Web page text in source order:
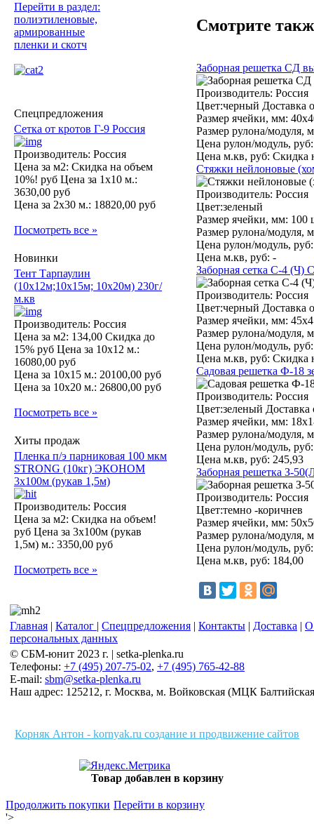
Перейти в раздел:
полиэтиленовые,
армированные
пленки и скотч
Спецпредложения
Сетка от кротов Г-9 Россия
Производитель: Россия
Цена за м2: Скидка на объем
10%! руб Цена за 1х10 м.:
3630,00 руб
Цена за 2х30 м.: 18820,00 руб
Посмотреть все »
Новинки
Тент Тарпаулин
(10х12м;10х15м; 10х20м) 230г/
м.кв
Производитель: Россия
Цена за м2: 134,00 Скидка до
15% руб Цена за 10х12 м.:
16080,00 руб
Цена за 10х15 м.: 20100,00 руб
Цена за 10х20 м.: 26800,00 руб
Посмотреть все »
Хиты продаж
Пленка п/э парниковая 100 мкм
STRONG (10кг) ЭКОНОМ
3х100м (рукав 1,5м)
Производитель: Россия
Цена за м2: Скидка на объем!
руб Цена за 3х100м (рукав
1,5м) м.: 3350,00 руб
Посмотреть все »
Смотрите
Заборная решетка CД
Производитель: Россия
Цвет:черный Доставка
Размер ячейки, мм:
Размер рулона/модуля,
Цена рулон/модуль, руб:
Цена м.кв, руб: Скидка
Стяжки нейлоновые
Производитель: Россия
Цвет:зеленый
Размер ячейки, мм: 100
Размер рулона/модуля,
Цена рулон/модуль, руб:
Цена м.кв, руб: -
Заборная сетка С-4 (Ч)
Производитель: Россия
Цвет:черный Доставка
Размер ячейки, мм:
Размер рулона/модуля,
Цена рулон/модуль, руб:
Цена м.кв, руб: Скидка
Садовая решетка Ф-18
Производитель: Россия
Цвет:зеленый Доставка
Размер ячейки, мм:
Размер рулона/модуля,
Цена рулон/модуль, руб:
Цена м.кв, руб: 245,93
Заборная решетка З-
Производитель: Россия
Цвет:темно -коричнев
Размер ячейки, мм:
Размер рулона/модуля,
Цена рулон/модуль, руб:
Цена м.кв, руб: 184,00
Главная | Каталог | Спецпредложения | Контакты | Доставка | О
персональных данных
© СБМ-юнит 2023 г. | setka-plenka.ru
Телефоны: +7 (495) 207-75-02, +7 (495) 765-42-88
E-mail: sbm@setka-plenka.ru
Наш адрес: 125212, г. Москва, м. Войковская (МЦК
Корняк Антон - kornyak.ru создание и продвижение сайтов
Товар добавлен в корзину
Продолжить покупки Перейти в корзину
'>